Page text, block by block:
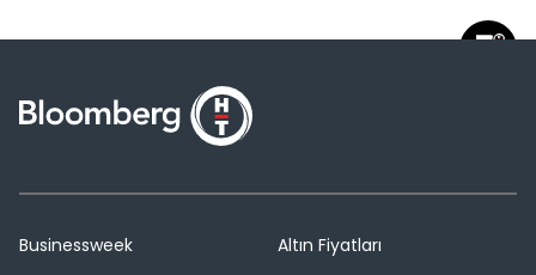
Businessweek
Altın Fiyatları